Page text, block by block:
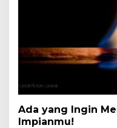
Ada yang Ingin
Impianmu!